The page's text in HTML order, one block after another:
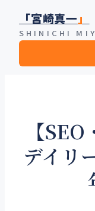
「宮崎真一 」
SHINICHI
【
デイリ